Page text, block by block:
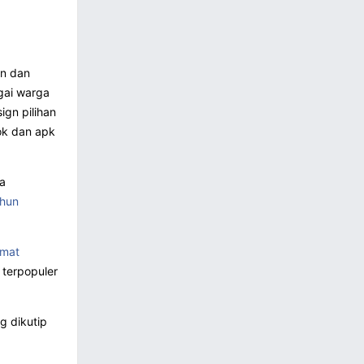
dan
warga
pilihan
dan apk
terpopuler
dikutip